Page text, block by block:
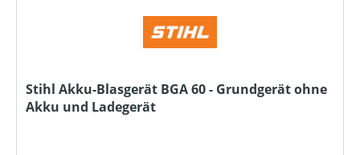
Stihl Akku-Blasgerät BGA 60 - Grundgerät ohne
Akku und Ladegerät